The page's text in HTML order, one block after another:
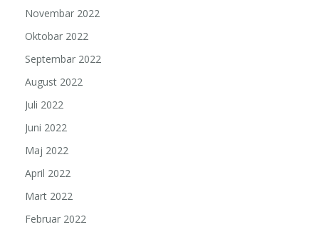
Novembar 2022
Oktobar 2022
Septembar 2022
August 2022
Juli 2022
Juni 2022
Maj 2022
April 2022
Mart 2022
Februar 2022